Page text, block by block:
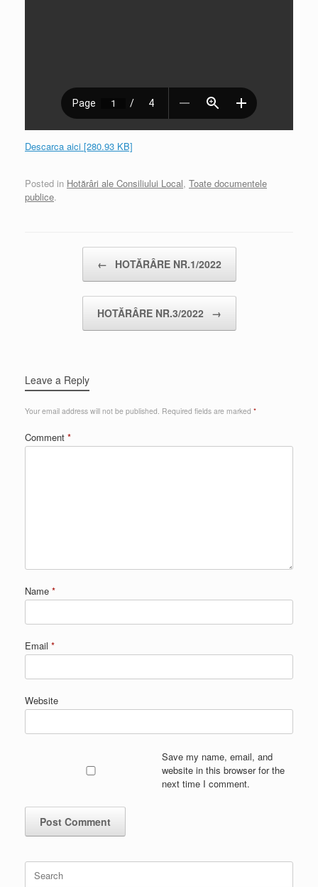
Descarca aici [280.93 KB]
Posted in Hotărâri ale Consiliului Local, Toate documentele
publice.
← HOTĂRÂRE NR.1/2022
HOTĂRÂRE NR.3/2022 →
Leave a Reply
Your email address will not be published. Required fields are marked *
Comment *
Name *
Email *
Website
Save my name, email, and
website in this browser for the
next time I comment.
for: